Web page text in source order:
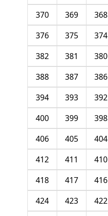
368
369
370
374
375
376
380
381
382
386
387
388
392
393
394
398
399
400
404
405
406
410
411
412
416
417
418
422
423
424